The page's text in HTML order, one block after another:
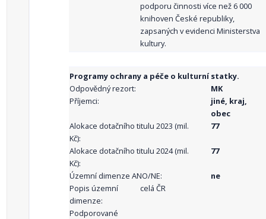
podporu činnosti více než 6 000
knihoven České republiky,
zapsaných v evidenci Ministerstva
kultury.
Programy ochrany a péče o kulturní statky.
Odpovědný rezort:
MK
Příjemci:
jiné, kraj,
obec
Alokace dotačního titulu 2023 (mil.
Kč):
77
Alokace dotačního titulu 2024 (mil.
Kč):
77
Územní dimenze ANO/NE:
ne
Popis územní
dimenze:
celá ČR
Podporované